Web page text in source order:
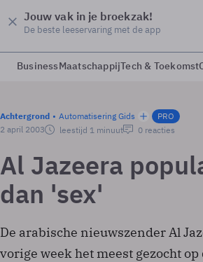
Jouw vak in je broekzak!
De beste leeservaring met de app
BusinessMaatschappijTech & Toekomst
Achtergrond Automatisering Gids
PRO
2 april 2003
leestijd 1 minuut 0 reacties
Al Jazeera
dan 'sex'
De arabische nieuwszender Al
vorige week het meest gezocht op